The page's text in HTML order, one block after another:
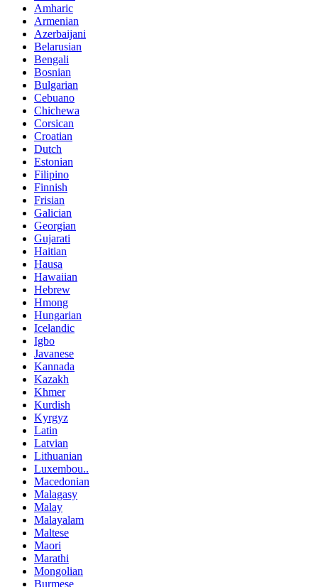
Amharic
Armenian
Azerbaijani
Belarusian
Bengali
Bosnian
Bulgarian
Cebuano
Chichewa
Corsican
Croatian
Dutch
Estonian
Filipino
Finnish
Frisian
Galician
Georgian
Gujarati
Haitian
Hausa
Hawaiian
Hebrew
Hmong
Hungarian
Icelandic
Igbo
Javanese
Kannada
Kazakh
Khmer
Kurdish
Kyrgyz
Latin
Latvian
Lithuanian
Luxembou..
Macedonian
Malagasy
Malay
Malayalam
Maltese
Maori
Marathi
Mongolian
Burmese